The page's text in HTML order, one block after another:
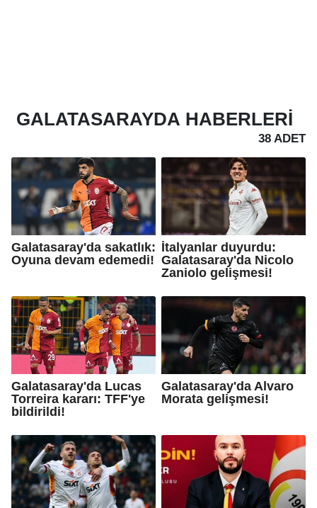
GALATASARAYDA HABERLERI
38 ADET
Galatasaray'da sakatlık:
Oyuna devam edemedi!
İtalyanlar duyurdu:
Galatasaray'da Nicolo
Zaniolo gelişmesi!
Galatasaray'da Lucas
Torreira kararı: TFF'ye
bildirildi!
Galatasaray'da Alvaro
Morata gelişmesi!